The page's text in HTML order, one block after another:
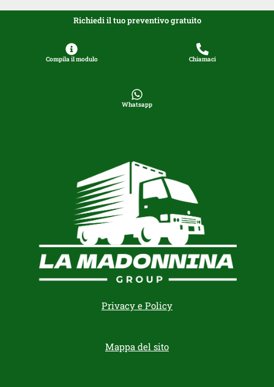
Richiedi il tuo preventivo gratuito
Compila il modulo Chiamaci
Whatsapp
Privacy e Policy
Mappa del sito